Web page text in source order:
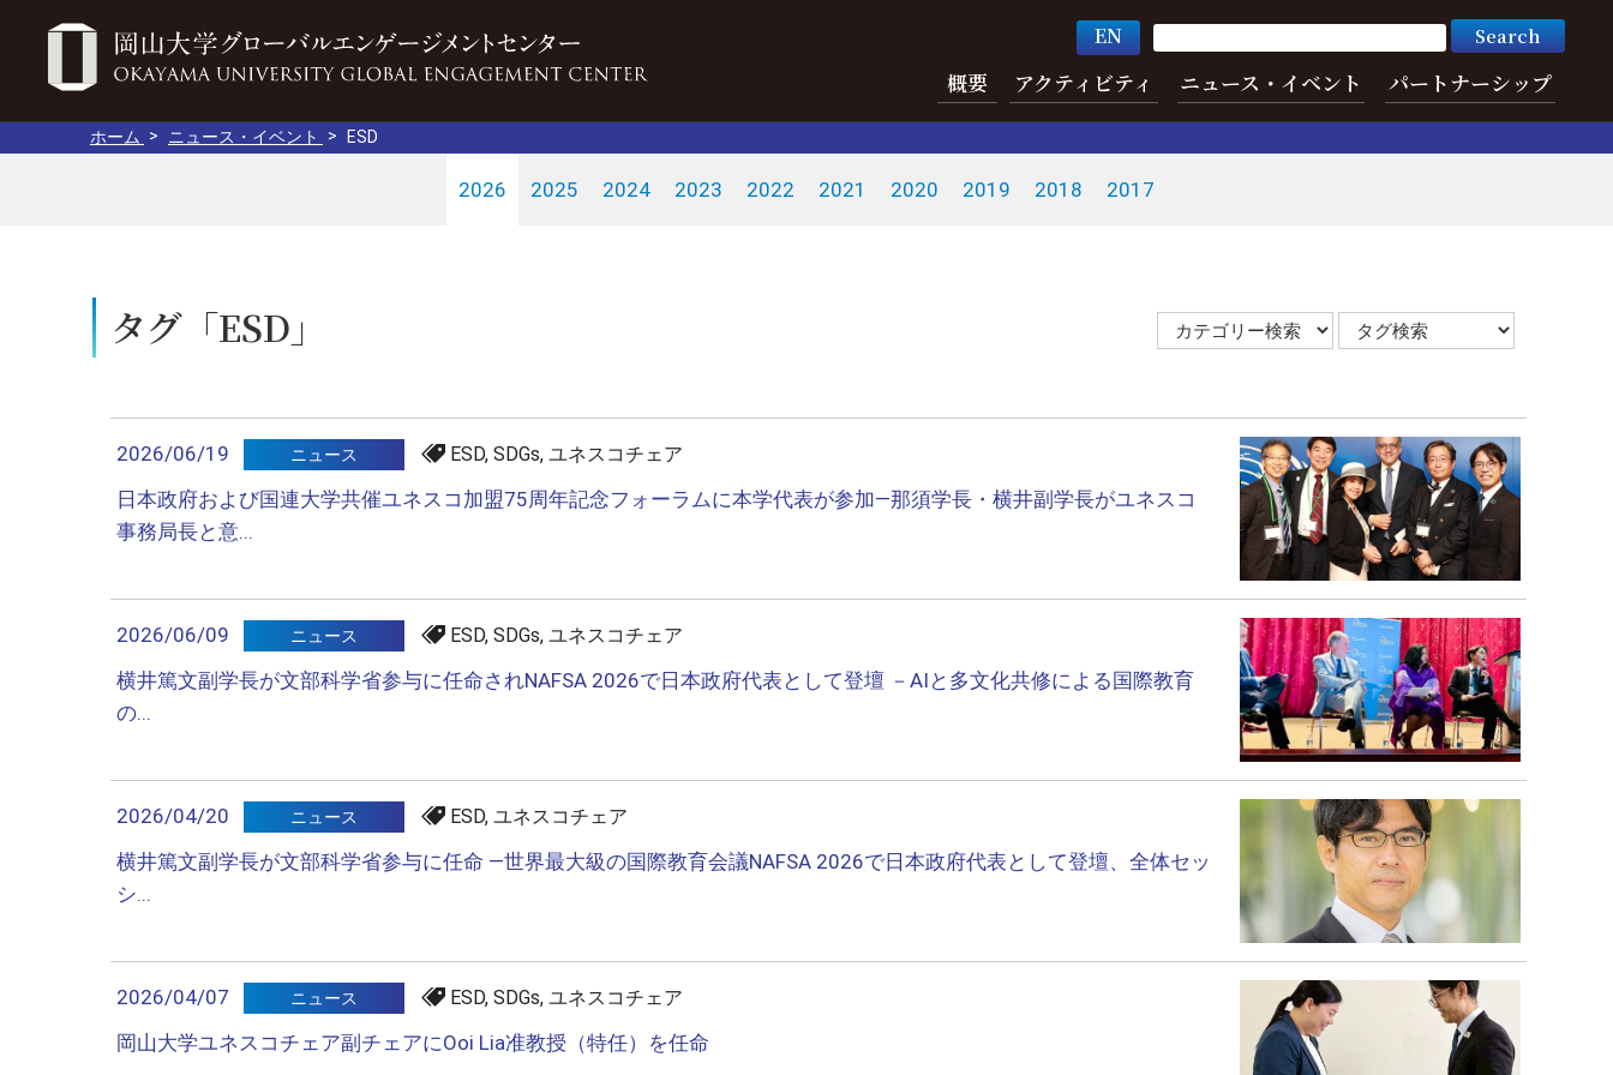
EN
概要 アクティビティ ニュース・イベント パートナーシップ
ホーム ニュース・イベント ESD
2026 2025 2024 2023 2022 2021 2020 2019 2018 2017
タグ「ESD」
2026/06/19 ニュース ESD, SDGs, ユネスコチェア
日本政府および国連大学共催ユネスコ加盟75周年記念フォーラムに本学代表が参加―那須学長・横井副学長がユネスコ
事務局長と意...
2026/06/09 ニュース ESD, SDGs, ユネスコチェア
横井篤文副学長が文部科学省参与に任命されNAFSA 2026で日本政府代表として登壇 －AIと多文化共修による国際教育
の...
2026/04/20 ニュース ESD, ユネスコチェア
横井篤文副学長が文部科学省参与に任命 ―世界最大級の国際教育会議NAFSA 2026で日本政府代表として登壇、全体セッ
シ...
2026/04/07 ニュース ESD, SDGs, ユネスコチェア
岡山大学ユネスコチェア副チェアにOoi Lia准教授（特任）を任命